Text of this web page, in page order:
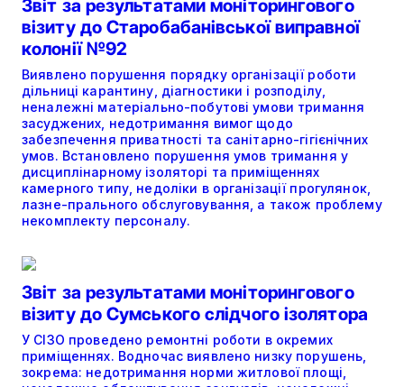
Звіт за результатами моніторингового
візиту до Старобабанівської виправної
колонії №92
Виявлено порушення порядку організації роботи
дільниці карантину, діагностики і розподілу,
неналежні матеріально-побутові умови тримання
засуджених, недотримання вимог щодо
забезпечення приватності та санітарно-гігієнічних
умов. Встановлено порушення умов тримання у
дисциплінарному ізоляторі та приміщеннях
камерного типу, недоліки в організації прогулянок,
лазне-прального обслуговування, а також проблему
некомплекту персоналу.
Звіт за результатами моніторингового
візиту до Сумського слідчого ізолятора
У СІЗО проведено ремонтні роботи в окремих
приміщеннях. Водночас виявлено низку порушень,
зокрема: недотримання норми житлової площі,